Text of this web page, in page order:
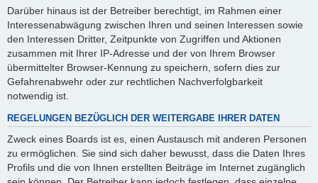
Darüber hinaus ist der Betreiber berechtigt, im Rahmen einer
Interessenabwägung zwischen Ihren und seinen Interessen sowie
den Interessen Dritter, Zeitpunkte von Zugriffen und Aktionen
zusammen mit Ihrer IP-Adresse und der von Ihrem Browser
übermittelter Browser-Kennung zu speichern, sofern dies zur
Gefahrenabwehr oder zur rechtlichen Nachverfolgbarkeit
notwendig ist.
REGELUNGEN BEZÜGLICH DER WEITERGABE IHRER DATEN
Zweck eines Boards ist es, einen Austausch mit anderen Personen
zu ermöglichen. Sie sind sich daher bewusst, dass die Daten Ihres
Profils und die von Ihnen erstellten Beiträge im Internet zugänglich